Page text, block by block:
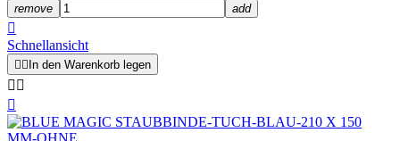
remove add

Schnellansicht
In den Warenkorb legen
 
